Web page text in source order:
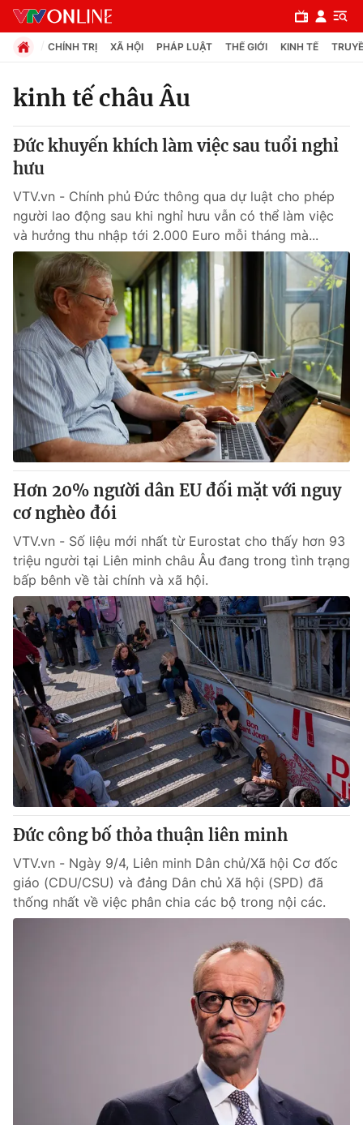
Chuyên mục
Chính trị
Xã hội
Pháp luật
Y tế
Thế giới
Tin tức
Thế giới đó đây
Câu chuyện quốc tế
Kinh tế
Tài chính
Thị trường
Góc doanh nghiệp
Dữ liệu và đời sống
Truyền hình
Phim VTV
Hậu trường
Nhân vật
Khán giả
Giải sao mai
Giải trí
Điện ảnh
Âm nhạc
Sao
Đời sống
Du lịch
Làm đẹp
Chất lượng cuộc sống
Giáo dục
Tuyển sinh
Học trực tuyến
Công nghệ
Hitech Công nghệ tương lai
Sản phẩm
Thị trường
Tư vấn
Giao lưu trực tuyến
Lịch phát sóng
Chuyên mục khác
Emagazine Podcast
Photo Infographic
Shorts video
VTV Thể thao
Bất động sản
Thị trường 24h Tấm lòng Việt
CHÍNH TRỊ XÃ HỘI PHÁP LUẬT THẾ GIỚI KINH TẾ
kinh tế châu Âu
Đức khuyến khích làm việc sau tuổi nghỉ
hưu
VTV.vn - Chính phủ Đức thông qua dự luật cho phép
người lao động sau khi nghỉ hưu vẫn có thể làm việc
và hưởng thu nhập tới 2.000 Euro mỗi tháng mà...
Hơn 20% người dân EU đối mặt với nguy
cơ nghèo đói
VTV.vn - Số liệu mới nhất từ Eurostat cho thấy hơn 93
triệu người tại Liên minh châu Âu đang trong tình trạng
bấp bênh về tài chính và xã hội.
Đức công bố thỏa thuận liên minh
VTV.vn - Ngày 9/4, Liên minh Dân chủ/Xã hội Cơ đốc
giáo (CDU/CSU) và đảng Dân chủ Xã hội (SPD) đã
thống nhất về việc phân chia các bộ trong nội các.